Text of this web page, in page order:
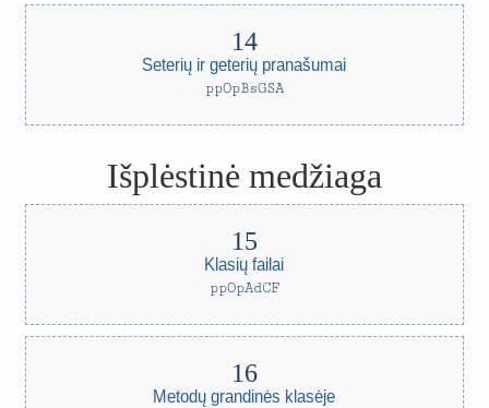
Seterių ir geterių pranašumai
ppOpBsGSA
Išplėstinė medžiaga
Klasių failai
ppOpAdCF
Metodų grandinės klasėje